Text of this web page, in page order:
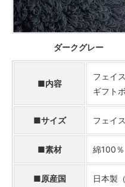
ダークグレー
■内容
フェイ
ギフト
■サイズ フェイ
■素材 綿100％
■原産国 日本製